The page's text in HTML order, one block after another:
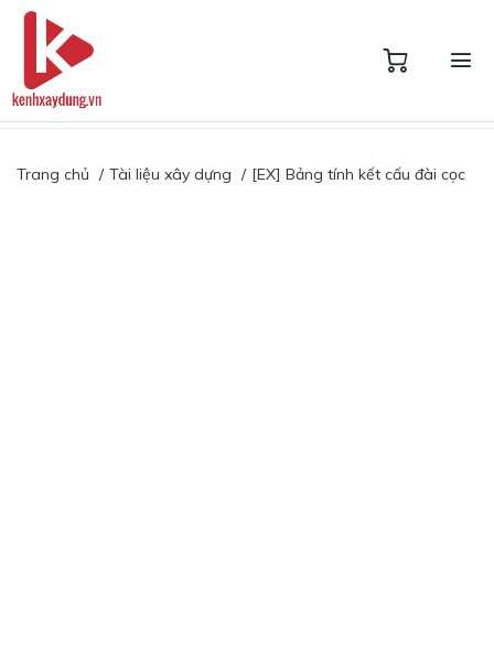
Trang chủ Tài liệu xây dựng [EX] Bảng tính kết cấu đài cọc